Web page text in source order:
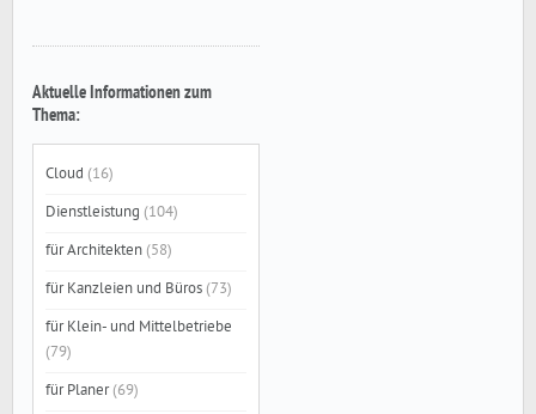
Aktuelle Informationen zum
Thema:
Cloud (16)
Dienstleistung (104)
für Architekten(58)
für Kanzleien und Büros(73)
für Klein- und Mittelbetriebe
(79)
für Planer(69)